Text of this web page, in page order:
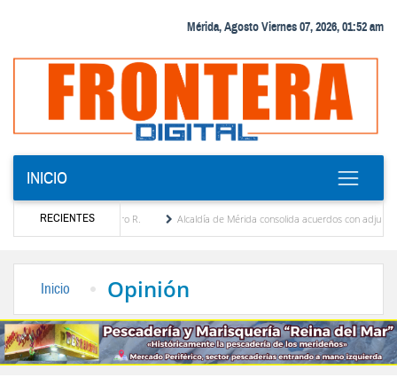
Mérida, Agosto Viernes 07, 2026, 01:52 am
INICIO
RECIENTES
Febres Cordero R.
Alcaldía de Mérida consolida acuerdos con adjudicatarios del
Inicio Opinión